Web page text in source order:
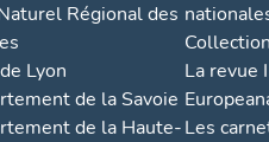
Régional des
Lyon
de la Savoie
de la Haute-
La revue
Les